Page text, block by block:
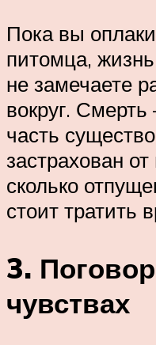
Пока вы
питомца,
не замечаете
вокруг. Смерть
часть
застрахован
сколько
стоит тратить
3.
чувствах